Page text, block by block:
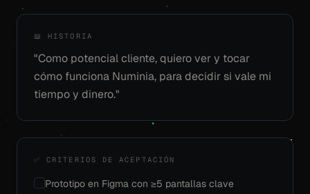
📖 HISTORIA
"Como potencial cliente, quiero ver y tocar
cómo funciona Numinia, para decidir si vale mi
tiempo y dinero."
✅ CRITERIOS DE ACEPTACIÓN
Prototipo en Figma con ≥5 pantallas clave